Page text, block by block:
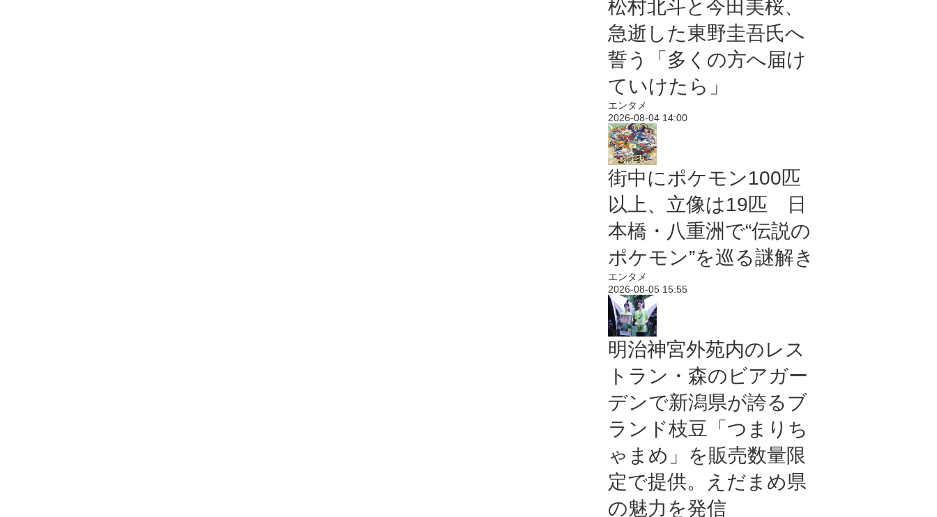
松村北斗と今田美桜、
急逝した東野圭吾氏へ
誓う「多くの方へ届け
ていけたら」
エンタメ
2026-08-04 14:00
街中にポケモン100匹
以上、立像は19匹 日
本橋・八重洲で“伝説の
ポケモン”を巡る謎解き
エンタメ
2026-08-05 15:55
明治神宮外苑内のレス
トラン・森のビアガー
デンで新潟県が誇るブ
ランド枝豆「つまりち
ゃまめ」を販売数量限
定で提供。えだまめ県
の魅力を発信